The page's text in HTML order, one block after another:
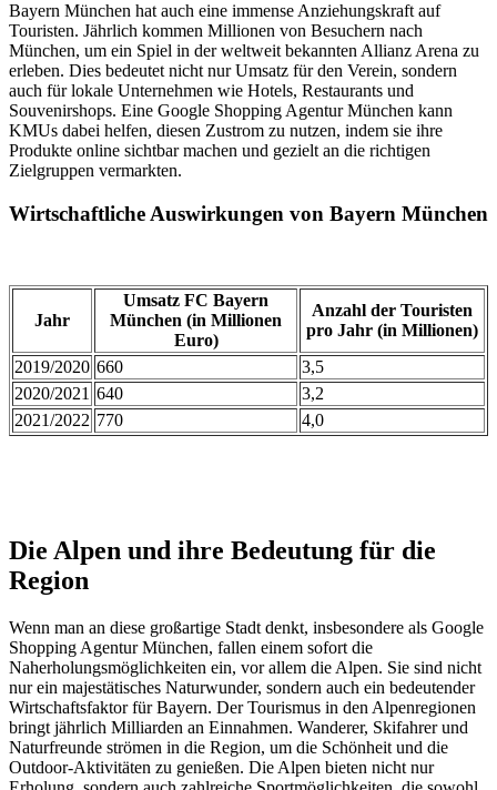
Bayern München hat auch eine immense Anziehungskraft auf
Touristen. Jährlich kommen Millionen von Besuchern nach
München, um ein Spiel in der weltweit bekannten Allianz Arena zu
erleben. Dies bedeutet nicht nur Umsatz für den Verein, sondern
auch für lokale Unternehmen wie Hotels, Restaurants und
Souvenirshops. Eine Google Shopping Agentur München kann
KMUs dabei helfen, diesen Zustrom zu nutzen, indem sie ihre
Produkte online sichtbar machen und gezielt an die richtigen
Zielgruppen vermarkten.
Wirtschaftliche Auswirkungen von Bayern München
Jahr
Umsatz FC Bayern
München (in Millionen
Euro)
Anzahl der Touristen
pro Jahr (in Millionen)
2019/2020 660
3,5
2020/2021 640
3,2
2021/2022 770 4,0
Die Alpen und ihre Bedeutung für die
Region
Wenn man an diese großartige Stadt denkt, insbesondere als Google
Shopping Agentur München, fallen einem sofort die
Naherholungsmöglichkeiten ein, vor allem die Alpen. Sie sind nicht
nur ein majestätisches Naturwunder, sondern auch ein bedeutender
Wirtschaftsfaktor für Bayern. Der Tourismus in den Alpenregionen
bringt jährlich Milliarden an Einnahmen. Wanderer, Skifahrer und
Naturfreunde strömen in die Region, um die Schönheit und die
Outdoor-Aktivitäten zu genießen. Die Alpen bieten nicht nur